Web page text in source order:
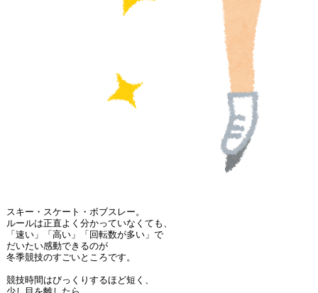
スキー・スケート・ボブスレー。
ルールは正直よく分かっていなくても、
「速い」「高い」「回転数が多い」で
だいたい感動できるのが
冬季競技のすごいところです。
競技時間はびっくりするほど短く、